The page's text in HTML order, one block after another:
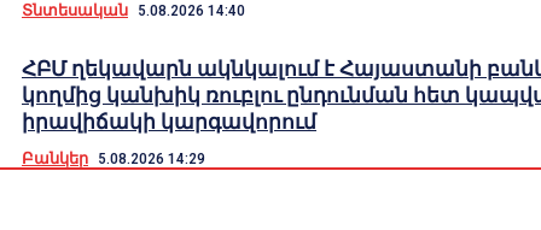
Տնտեսական 5.08.2026 14:40
ՀԲՄ ղեկավարն ակնկալում է Հայաստանի
կողմից կանխիկ ռուբլու ընդունման հետ
իրավիճակի կարգավորում
Բանկեր 5.08.2026 14:29